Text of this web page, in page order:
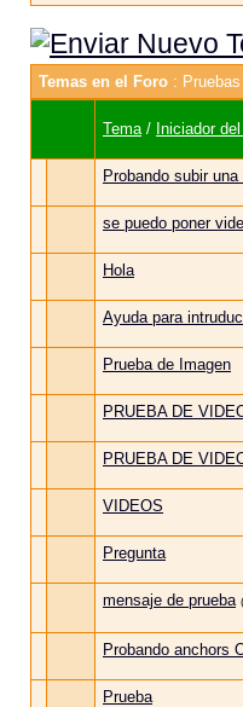
Temas en el Foro :
Tema/ Iniciador
Probando subir una
se puedo poner
Hola
Ayuda para
Prueba de Imagen
PRUEBA DE
PRUEBA DE
VIDEOS
Pregunta
mensaje de prueba (
Probando anchors
Prueba